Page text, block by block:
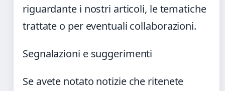
riguardante i nostri articoli, le tematiche
trattate o per eventuali collaborazioni.
Segnalazioni e suggerimenti
Se avete notato notizie che ritenete